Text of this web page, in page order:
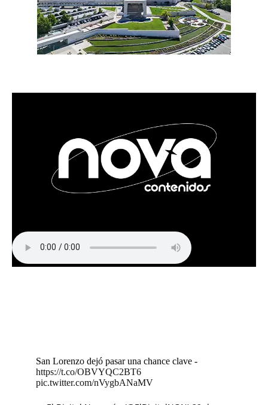
San Lorenzo dejó pasar una chance clave -
https://t.co/OBVYQC2BT6
pic.twitter.com/nVygbANaMV